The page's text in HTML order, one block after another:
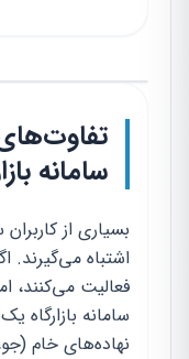
سامانه
بسیاری از کاربران
اشتباه می‌گیرند.
فعالیت می‌کنند،
سامانه بازارگاه
نهاده‌های خام